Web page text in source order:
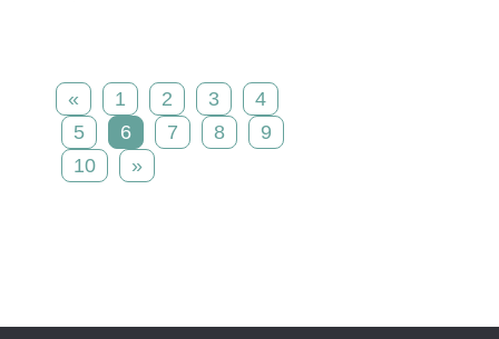
« 1 2 3
4
5
6 7 8
9
10
»